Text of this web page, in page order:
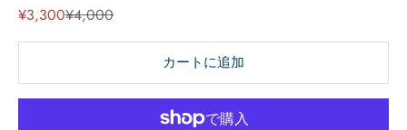
セール価格
¥3,300通常価格
¥4,000
カートに追加